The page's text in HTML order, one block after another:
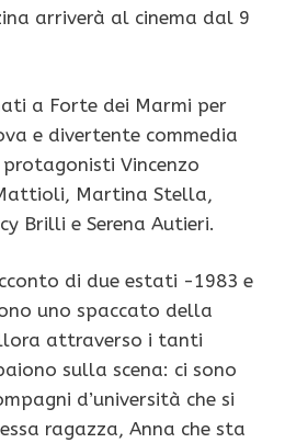
arriverà al cinema dal 9
a Forte dei Marmi per
e divertente commedia
Vincenzo
Martina Stella,
Brilli e Serena Autieri.
di due estati -1983 e
uno spaccato della
attraverso i tanti
sulla scena: ci sono
d’università che si
ragazza, Anna che sta